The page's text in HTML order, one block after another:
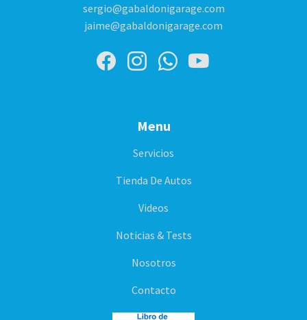
sergio@gabaldonigarage.com
jaime@gabaldonigarage.com
Menu
Servicios
Tienda De Autos
Videos
Noticias & Tests
Nosotros
Contacto